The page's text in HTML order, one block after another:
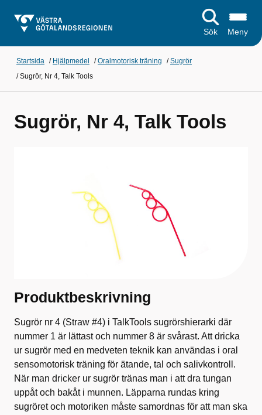
Sök Meny
Startsida / Hjälpmedel /Oralmotorisk träning /Sugrör
/Sugrör, Nr 4, Talk Tools
Sugrör, Nr 4, Talk Tools
Produktbeskrivning
Sugrör nr 4 (Straw #4) i TalkTools sugrörshierarki där
nummer 1 är lättast och nummer 8 är svårast. Att dricka
ur sugrör med en medveten teknik kan användas i oral
sensomotorisk träning för ätande, tal och salivkontroll.
När man dricker ur sugrör tränas man i att dra tungan
uppåt och bakåt i munnen. Läpparna rundas kring
sugröret och motoriken måste samordnas för att man ska